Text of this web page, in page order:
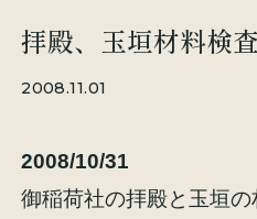
拝殿、玉垣材料検査
2008.11.01
2008/10/31
御稲荷社の拝殿と玉垣
大工が建てる家
気候風土適応住宅
性能・素材